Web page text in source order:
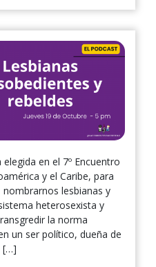
en el 7º Encuentro
y el Caribe, para
lesbianas y
heterosexista y
la norma
un ser político, dueña de
[…]